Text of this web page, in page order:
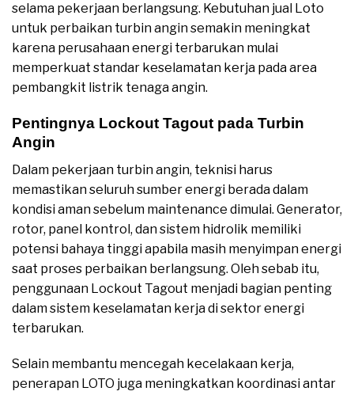
selama pekerjaan berlangsung. Kebutuhan jual Loto
untuk perbaikan turbin angin semakin meningkat
karena perusahaan energi terbarukan mulai
memperkuat standar keselamatan kerja pada area
pembangkit listrik tenaga angin.
Pentingnya Lockout Tagout pada Turbin
Angin
Dalam pekerjaan turbin angin, teknisi harus
memastikan seluruh sumber energi berada dalam
kondisi aman sebelum maintenance dimulai. Generator,
rotor, panel kontrol, dan sistem hidrolik memiliki
potensi bahaya tinggi apabila masih menyimpan energi
saat proses perbaikan berlangsung. Oleh sebab itu,
penggunaan Lockout Tagout menjadi bagian penting
dalam sistem keselamatan kerja di sektor energi
terbarukan.
Selain membantu mencegah kecelakaan kerja,
penerapan LOTO juga meningkatkan koordinasi antar